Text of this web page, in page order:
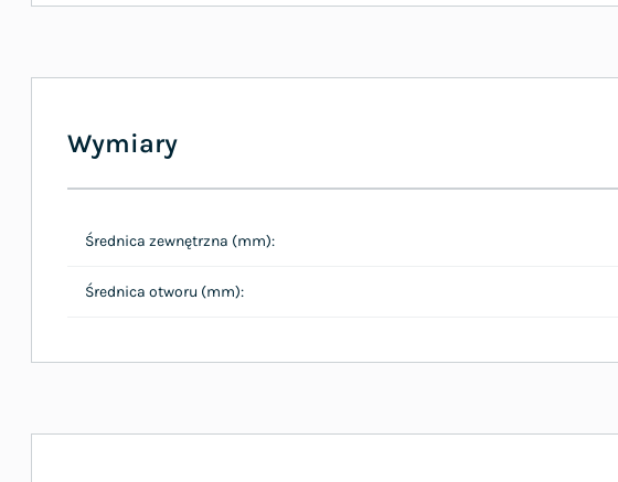
Wymiary
Średnica zewnętrzna (mm):
Średnica otworu (mm):